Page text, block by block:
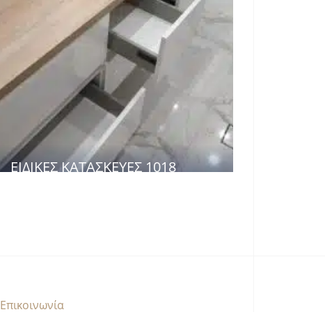
ΕΙΔΙΚΈΣ ΚΑΤΑΣΚΕΥΈΣ 1018
Επικοινωνία